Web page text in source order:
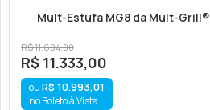
Mult-Estufa MG8 da Mult-Grill®
R$11.684,00
R$ 11.333,00
R$ 10.993,01
no Boleto à Vista